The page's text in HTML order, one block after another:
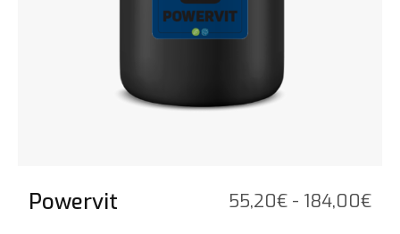
Powervit 55,20€ - 184,00€